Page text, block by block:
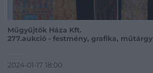
Műgyűjtők Háza Kft.
277.aukció - festmény, grafika, műtárgy
2024-01-17 18:00